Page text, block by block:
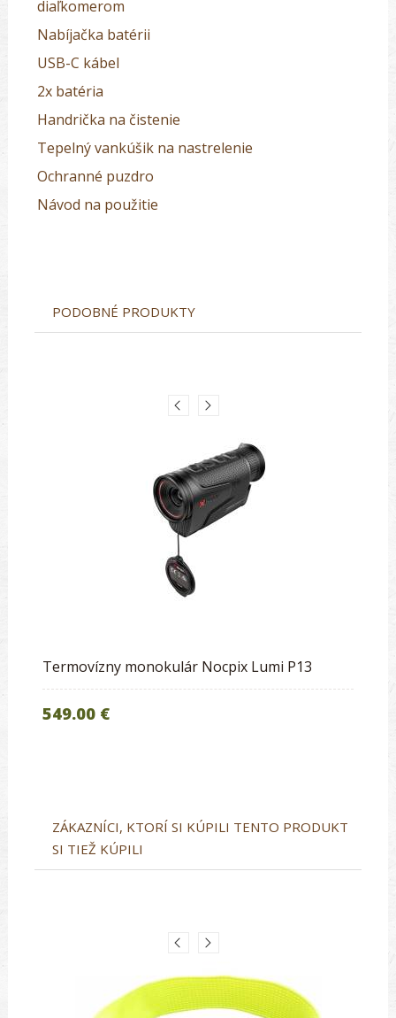
diaľkomerom
Nabíjačka batérii
USB-C kábel
2x batéria
Handrička na čistenie
Tepelný vankúšik na nastrelenie
Ochranné puzdro
Návod na použitie
PODOBNÉ PRODUKTY
Termovízny monokulár Nocpix Lumi P13
549.00 €
ZÁKAZNÍCI, KTORÍ SI KÚPILI TENTO PRODUKT
SI TIEŽ KÚPILI